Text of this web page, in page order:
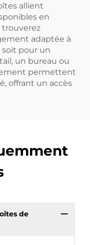
allient
en
trouverez
adaptée à
soit pour un
un bureau ou
permettent
offrant un accès
de